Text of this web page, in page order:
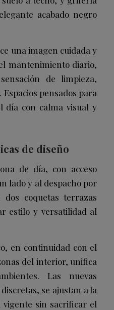
acabado negro
una imagen cuidada y
mantenimiento diario,
de limpieza,
pensados para
día con calma visual y
de diseño
de día, con acceso
lado y al despacho por
coquetas terrazas
estilo y versatilidad al
en continuidad con el
del interior, unifica
Las nuevas
se ajustan a la
sin sacrificar el